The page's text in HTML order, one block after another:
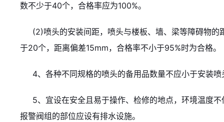
数不少于40个，合格率应为100%。
(2)喷头的安装间距，喷头与楼板、墙、梁等障碍物
于20个，距离偏差15mm，合格率不小于95%时为合格。
4、各种不同规格的喷头的备用品数量不应小于安装
5、宜设在安全且易于操作、检修的地点，环境温
报警阀组的部位应设有排水设施。